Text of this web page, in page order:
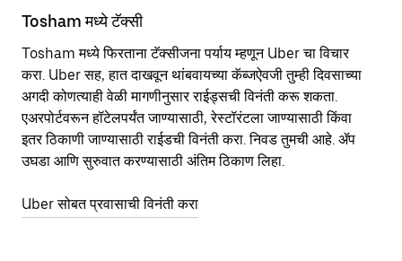
Tosham मध्ये टॅक्सी
Tosham मध्ये फिरताना टॅक्सीजना पर्याय म्हणून Uber चा विचार
करा. Uber सह, हात दाखवून थांबवायच्या कॅब्जऐवजी तुम्ही दिवसाच्या
अगदी कोणत्याही वेळी मागणीनुसार राईड्सची विनंती करू शकता.
एअरपोर्टवरून हॉटेलपर्यंत जाण्यासाठी, रेस्टॉरंटला जाण्यासाठी किंवा
इतर‍ ठिकाणी जाण्यासाठी राईडची विनंती करा. निवड तुमची आहे. ॲप
उघडा आणि सुरुवात करण्यासाठी अंतिम ठिकाण लिहा.
Uber सोबत प्रवासाची विनंती करा